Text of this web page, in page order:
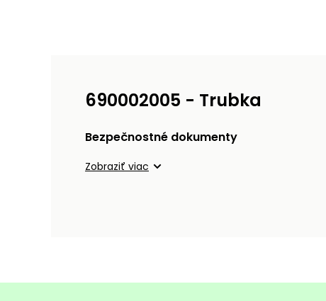
690002005 - Trubka
Bezpečnostné dokumenty
Zobraziť viac